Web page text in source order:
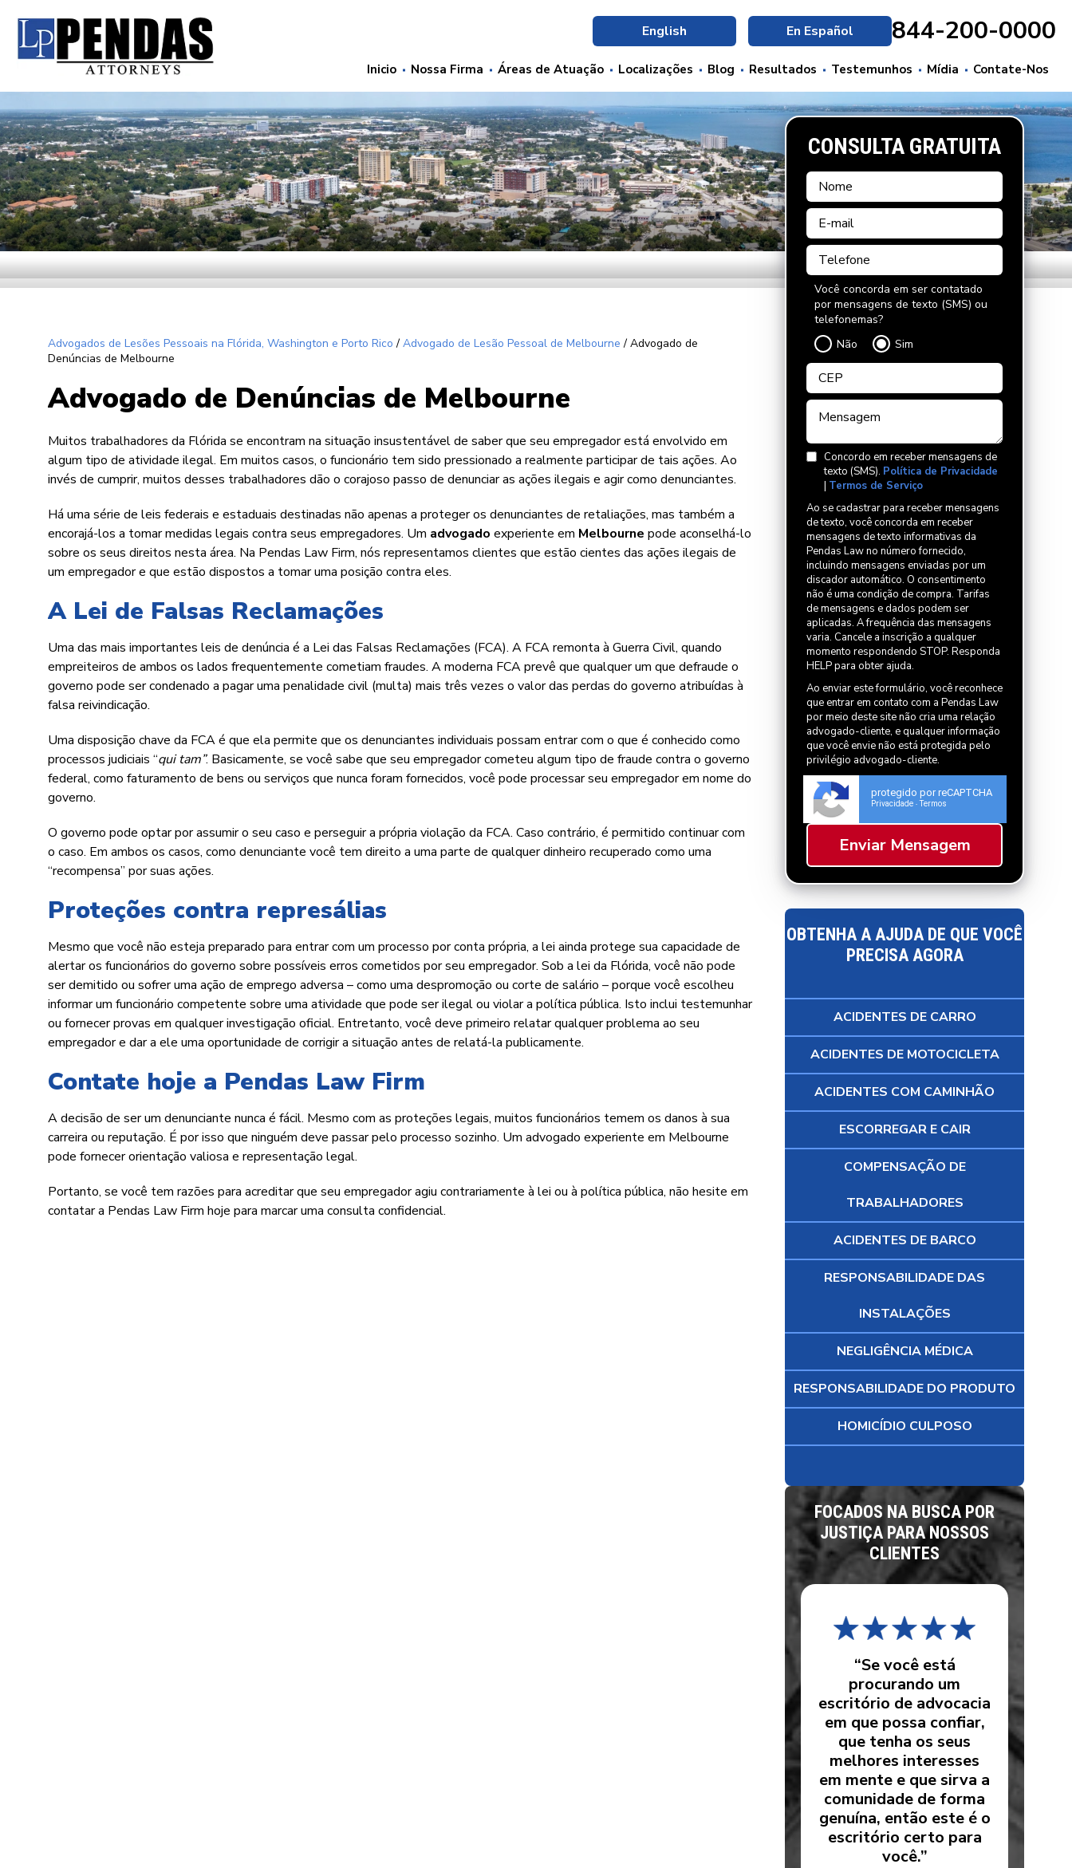
English En Español 844-200-0000
Inicio Nossa Firma Áreas de Atuação Localizações Blog Resultados Testemunhos Mídia Contate-Nos
CONSULTA GRATUITA
Você concorda em ser contatado
por mensagens de texto (SMS) ou
telefonemas?
Não
Sim
Concordo em receber mensagens de
texto (SMS). Política de Privacidade
| Termos de Serviço
Ao se cadastrar para receber mensagens
de texto, você concorda em receber
mensagens de texto informativas da
Pendas Law no número fornecido,
incluindo mensagens enviadas por um
discador automático. O consentimento
não é uma condição de compra. Tarifas
de mensagens e dados podem ser
aplicadas. A frequência das mensagens
varia. Cancele a inscrição a qualquer
momento respondendo STOP. Responda
HELP para obter ajuda.
Ao enviar este formulário, você reconhece
que entrar em contato com a Pendas Law
por meio deste site não cria uma relação
advogado-cliente, e qualquer informação
que você envie não está protegida pelo
privilégio advogado-cliente.
protegido por reCAPTCHA
Privacidade - Termos
Advogados de Lesões Pessoais na Flórida, Washington e Porto Rico / Advogado de Lesão Pessoal de Melbourne / Advogado de
Denúncias de Melbourne
Advogado de Denúncias de Melbourne
Muitos trabalhadores da Flórida se encontram na situação insustentável de saber que seu empregador está envolvido em
algum tipo de atividade ilegal. Em muitos casos, o funcionário tem sido pressionado a realmente participar de tais ações. Ao
invés de cumprir, muitos desses trabalhadores dão o corajoso passo de denunciar as ações ilegais e agir como denunciantes.
Há uma série de leis federais e estaduais destinadas não apenas a proteger os denunciantes de retaliações, mas também a
encorajá-los a tomar medidas legais contra seus empregadores. Um advogado experiente em Melbourne pode aconselhá-lo
sobre os seus direitos nesta área. Na Pendas Law Firm, nós representamos clientes que estão cientes das ações ilegais de
um empregador e que estão dispostos a tomar uma posição contra eles.
A Lei de Falsas Reclamações
Uma das mais importantes leis de denúncia é a Lei das Falsas Reclamações (FCA). A FCA remonta à Guerra Civil, quando
empreiteiros de ambos os lados frequentemente cometiam fraudes. A moderna FCA prevê que qualquer um que defraude o
governo pode ser condenado a pagar uma penalidade civil (multa) mais três vezes o valor das perdas do governo atribuídas à
falsa reivindicação.
Uma disposição chave da FCA é que ela permite que os denunciantes individuais possam entrar com o que é conhecido como
processos judiciais “qui tam”. Basicamente, se você sabe que seu empregador cometeu algum tipo de fraude contra o governo
federal, como faturamento de bens ou serviços que nunca foram fornecidos, você pode processar seu empregador em nome do
governo.
O governo pode optar por assumir o seu caso e perseguir a própria violação da FCA. Caso contrário, é permitido continuar com
o caso. Em ambos os casos, como denunciante você tem direito a uma parte de qualquer dinheiro recuperado como uma
“recompensa” por suas ações.
Proteções contra represálias
Mesmo que você não esteja preparado para entrar com um processo por conta própria, a lei ainda protege sua capacidade de
alertar os funcionários do governo sobre possíveis erros cometidos por seu empregador. Sob a lei da Flórida, você não pode
ser demitido ou sofrer uma ação de emprego adversa – como uma despromoção ou corte de salário – porque você escolheu
informar um funcionário competente sobre uma atividade que pode ser ilegal ou violar a política pública. Isto inclui testemunhar
ou fornecer provas em qualquer investigação oficial. Entretanto, você deve primeiro relatar qualquer problema ao seu
empregador e dar a ele uma oportunidade de corrigir a situação antes de relatá-la publicamente.
Contate hoje a Pendas Law Firm
A decisão de ser um denunciante nunca é fácil. Mesmo com as proteções legais, muitos funcionários temem os danos à sua
carreira ou reputação. É por isso que ninguém deve passar pelo processo sozinho. Um advogado experiente em Melbourne
pode fornecer orientação valiosa e representação legal.
Portanto, se você tem razões para acreditar que seu empregador agiu contrariamente à lei ou à política pública, não hesite em
contatar a Pendas Law Firm hoje para marcar uma consulta confidencial.
OBTENHA A AJUDA DE QUE VOCÊ
PRECISA AGORA
ACIDENTES DE CARRO
ACIDENTES DE MOTOCICLETA
ACIDENTES COM CAMINHÃO
ESCORREGAR E CAIR
COMPENSAÇÃO DE
TRABALHADORES
ACIDENTES DE BARCO
RESPONSABILIDADE DAS
INSTALAÇÕES
NEGLIGÊNCIA MÉDICA
RESPONSABILIDADE DO PRODUTO
HOMICÍDIO CULPOSO
FOCADOS NA BUSCA POR
JUSTIÇA PARA NOSSOS
CLIENTES
“Se você está
procurando um
escritório de advocacia
em que possa confiar,
que tenha os seus
melhores interesses
em mente e que sirva a
comunidade de forma
genuína, então este é o
escritório certo para
você.”